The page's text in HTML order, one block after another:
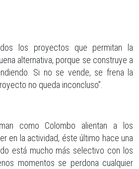
los proyectos que permitan la
alternativa, porque se construye a
Si no se vende, se frena la
no queda inconcluso”.
como Colombo alientan a los
en la actividad, éste último hace una
está mucho más selectivo con los
momentos se perdona cualquier